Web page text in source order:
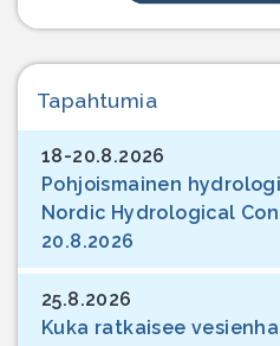
Tapahtumia
18-20.8.2026
Pohjoismainen
Nordic Hydrological
20.8.2026
25.8.2026
Kuka ratkaisee